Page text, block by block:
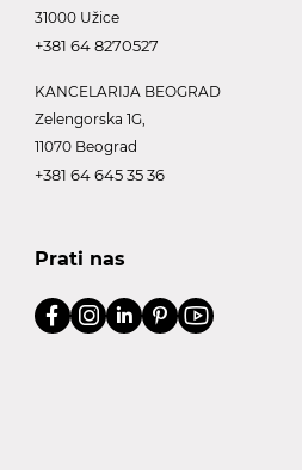
31000 Užice
+381 64 8270527
KANCELARIJA BEOGRAD
Zelengorska 1G,
11070 Beograd
+381 64 645 35 36
Prati nas